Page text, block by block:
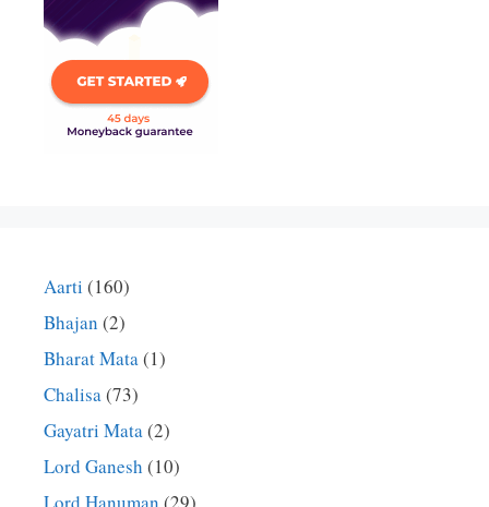
Aarti (160)
Bhajan (2)
Bharat Mata(1)
Chalisa(73)
Gayatri Mata(2)
Lord Ganesh (10)
Lord Hanuman (29)